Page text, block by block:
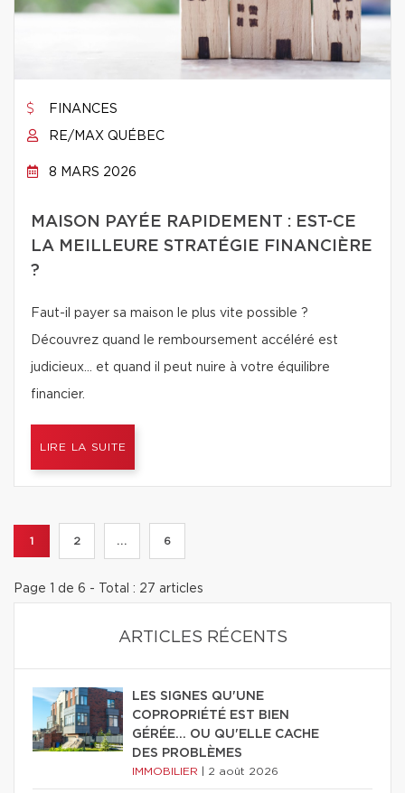
FINANCES
RE/MAX QUÉBEC
8 MARS 2026
MAISON PAYÉE RAPIDEMENT : EST-CE
LA MEILLEURE STRATÉGIE FINANCIÈRE
?
Faut-il payer sa maison le plus vite possible ?
Découvrez quand le remboursement accéléré est
judicieux… et quand il peut nuire à votre équilibre
financier.
LIRE LA SUITE
1 2 ... 6
Page 1 de 6 - Total : 27 articles
ARTICLES RÉCENTS
LES SIGNES QU'UNE
COPROPRIÉTÉ EST BIEN
GÉRÉE… OU QU'ELLE CACHE
DES PROBLÈMES
IMMOBILIER 2 août 2026